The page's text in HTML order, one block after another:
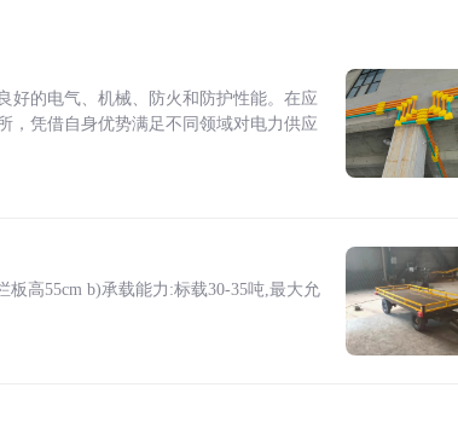
好的电气、机械、防火和防护性能。在应
，凭借自身优势满足不同领域对电力供应
板高55cm b)承载能力:标载30-35吨,最大允